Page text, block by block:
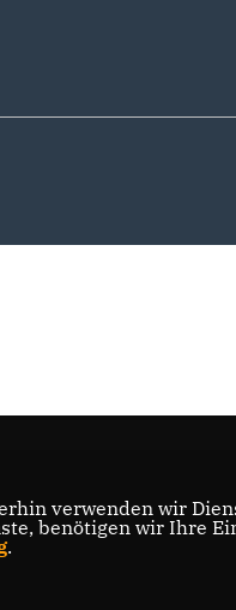
verwenden wir
benötigen wir Ihre
.